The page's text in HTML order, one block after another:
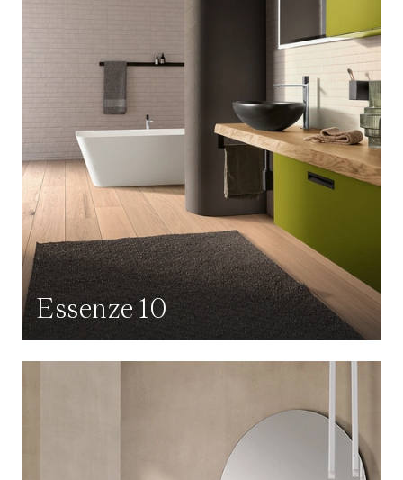
Essenze 10